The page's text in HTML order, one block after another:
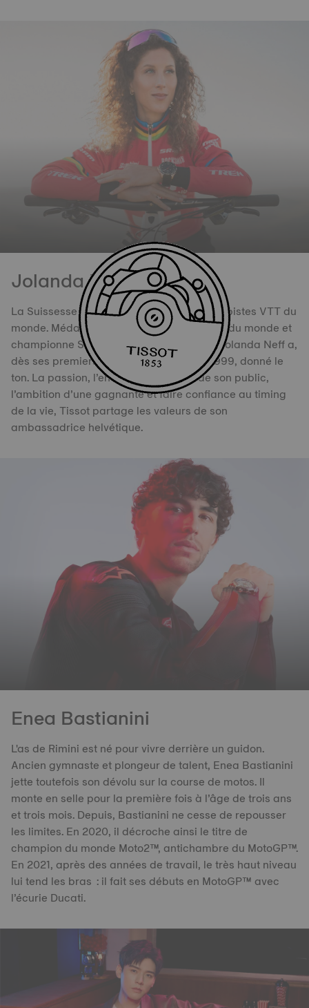
Jolanda Neff
La Suissesse qui a triomphé sur toutes les pistes VTT du
monde. Médaillée olympique, championne du monde et
championne Suisse à plusieurs reprises, Jolanda Neff a,
dès ses premiers coups de pédales en 1999, donné le
ton. La passion, l’envie d’être proche de son public,
l’ambition d’une gagnante et faire confiance au timing
de la vie, Tissot partage les valeurs de son
ambassadrice helvétique.
Enea Bastianini
L'as de Rimini est né pour vivre derrière un guidon.
Ancien gymnaste et plongeur de talent, Enea Bastianini
jette toutefois son dévolu sur la course de motos. Il
monte en selle pour la première fois à l’âge de trois ans
et trois mois. Depuis, Bastianini ne cesse de repousser
les limites. En 2020, il décroche ainsi le titre de
champion du monde Moto2™, antichambre du MotoGP™.
En 2021, après des années de travail, le très haut niveau
lui tend les bras : il fait ses débuts en MotoGP™ avec
l’écurie Ducati.